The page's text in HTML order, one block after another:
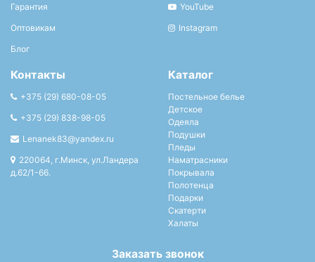
Гарантия
Оптовикам
Блог
YouTube
Instagram
Контакты
+375 (29) 680-08-05
+375 (29) 838-98-05
Lenanek83@yandex.ru
220064, г.Минск, ул.Ландера
д.62/1-66.
Каталог
Постельное белье
Детское
Одеяла
Подушки
Пледы
Наматрасники
Покрывала
Полотенца
Подарки
Скатерти
Халаты
Заказать звонок